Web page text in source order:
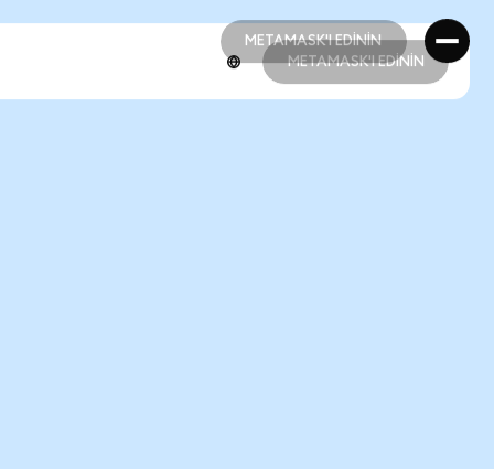
METAMASK'I EDİNİN
METAMASK'I EDİNİN
METAMASK'I EDİNİN